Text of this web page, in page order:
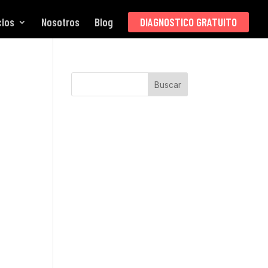
Nosotros Blog DIAGNOSTICO GRATUITO
Buscar